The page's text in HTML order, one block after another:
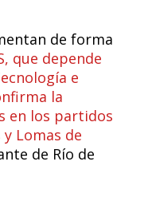
de forma
que depende
e
la
en los partidos
Lomas de
de Río de